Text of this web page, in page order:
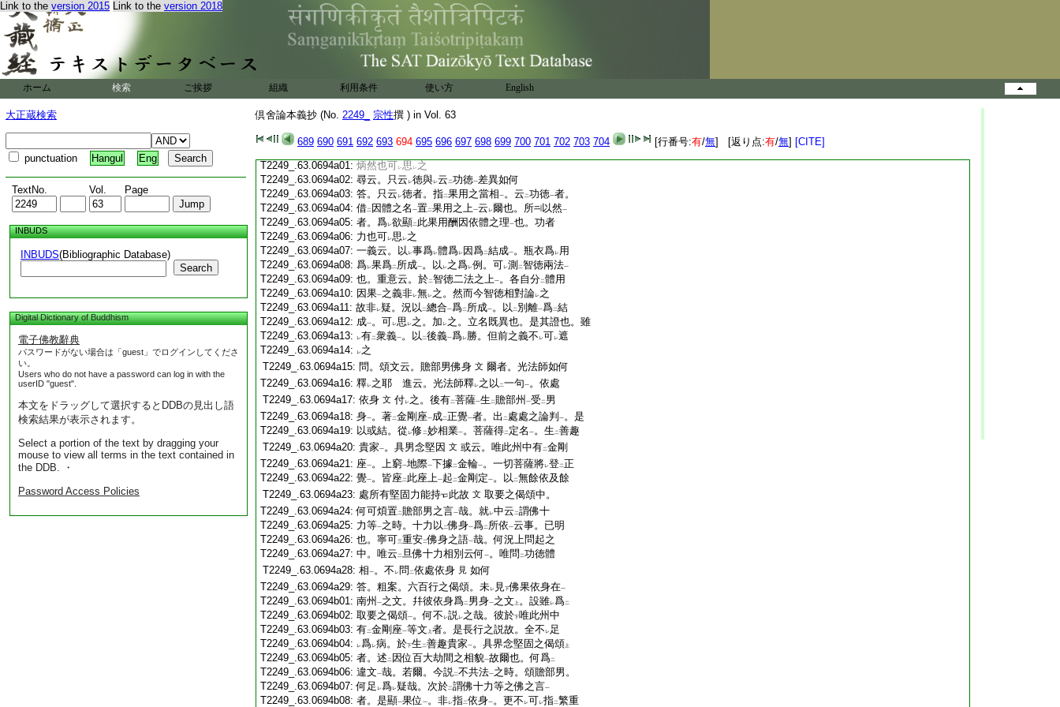
Link to the version 2015 Link to the version 2018
ホーム 検索 ご挨拶 組織 利用条件 使い方 English
大正蔵検索
punctuation Hangul Eng
TextNo. Vol. Page
INBUDS
INBUDS(Bibliographic Database)
Search
Digital Dictionary of Buddhism
電子佛教辭典
パスワードがない場合は「guest」でログインしてくださ
い。
Users who do not have a password can log in with the
userID "guest".
本文をドラッグして選択するとDDBの見出し語
検索結果が表示されます。
Select a portion of the text by dragging your
mouse to view all terms in the text contained in
the DDB. ・
Password Access Policies
倶舍論本義抄 (No. 2249_ 宗性撰 ) in Vol. 63
689 690 691 692 693 694 695 696 697 698 699 700 701 702 703 704 [行番号:有/無] [返り点:有/無] [CITE]
T2249_.63.0693c19:レ用故。於 體亦有二差別一。以レ之思レ之。何不
T2249_.63.0693c20: 體無二 差別 用有 二 差別一 之義 哉。況當部宗談
T2249_.63.0693c21:四大種一 之時。有 二體増･用増二家一 之中。用増
T2249_.63.0693c22:
家是其正義也。而用増家意。於 體者雖
増減一。於レ 用者有二増減一之旨存レ 之。豈不レ爲二今
T2249_.63.0693c24:例證
T2249_.63.0693c25:一義云。當處兩卷雖 十智體用 。餘卷
T2249_.63.0693c26:明 因位十智 一 故。顯二體隱
T2249_.63.0693c27:故。當卷明
T2249_.63.0693c28: 體順因故。以レ之爲二兩卷之異一
。然用是徳也。
T2249_.63.0694a01: 炳然也可レ思 レ 之
T2249_.63.0694a02: 尋云。只云 レ徳與レ云 二功徳一差異如何
T2249_.63.0694a03: 答。只云 レ徳者。指二果用之當相一。云 二功徳一者。
T2249_.63.0694a04: 借二 因體之名 一置二果用之上一云 レ爾也。所 以然一
T2249_.63.0694a05: 者。爲レ欲顯二 此果用酬因依體之理一也。功者
T2249_.63.0694a06: 力也可レ思 レ之
T2249_.63.0694a07: 一義云。以 レ事爲レ體爲レ 因爲二結成一。瓶衣爲レ用
T2249_.63.0694a08: 爲レ果爲二 所成一。以 レ之爲レ例。可レ測 二智徳兩法一
T2249_.63.0694a09: 也。重意云。於二智徳二法之上一。各自分二體用
T2249_.63.0694a10: 因果一之義非レ無レ之。然而今智徳相對論レ之
T2249_.63.0694a11: 故非レ疑。況以 二總合一爲二 所成一。以 二 別離一爲二結
T2249_.63.0694a12: 成一。可レ思 レ之。加 レ之。立名既異也。是其證也。雖
T2249_.63.0694a13:
レ有二衆義一。以 二後義一爲レ勝。但前之義不 レ可レ遮
T2249_.63.0694a14:
レ之
T2249_.63.0694a15: 問。頌文云。贍部男佛身 文 爾者。光法師如何
T2249_.63.0694a16: 釋レ之耶 進云。光法師釋レ之以 二一句一。依處
T2249_.63.0694a17: 依身 文 付レ之。後有二菩薩一生 二贍部州 一受 二 男
T2249_.63.0694a18: 身一。著二金剛座一成二正覺一者。出 二 處處之論判 一。是
T2249_.63.0694a19: 以或結。從 レ修 二妙相業一。菩薩得二 定名 一。生 二善趣
T2249_.63.0694a20: 貴家一。具男念堅因 文 或云。唯此州中有二金剛
T2249_.63.0694a21: 座一。上窮一地際一下據二金輪一。一切菩薩將レ登二正
T2249_.63.0694a22: 覺一。皆座二 此座上一起 二金剛定一。以 二無餘依及餘
T2249_.63.0694a23: 處所有堅固力能持 此故 文 取要之偈頌中。
T2249_.63.0694a24:何可煩置二贍部男之言一哉。就レ中云 二謂佛十
T2249_.63.0694a25: 力等一之時。十力以 二佛身一爲二 所依一云事。已明
T2249_.63.0694a26: 也。寧可三重安二佛身之語一哉。何況上問起之
T2249_.63.0694a27: 中。唯云 二旦佛十力相別云何一。唯問 二功徳體
T2249_.63.0694a28: 相一。不 レ問 二依處依身 見 如何
T2249_.63.0694a29: 答。粗案。六百行之偈頌。未レ 見下佛果依身在一
T2249_.63.0694b01: 南州 一之文。幷彼依身爲二 男身一之文 上 。設雖レ爲二
T2249_.63.0694b02: 取要之偈頌一。何不 レ説レ之哉。彼於下唯此州中
T2249_.63.0694b03: 有二金剛座一等文 上者。是長行之説故。全不 レ足
T2249_.63.0694b04:
レ爲レ病。於下生 二善趣貴家一。具界念堅固之偈頌 上
T2249_.63.0694b05: 者。述 二 因位百大劫間之相貌一故爾也。何爲二
T2249_.63.0694b06: 違文一哉。若爾。今説二不共法一之時。頌贍部男。
T2249_.63.0694b07:何足 レ爲レ疑哉。次於二謂佛十力等之佛之言一
T2249_.63.0694b08: 者。是顯一果位 一。非レ指二依身一。更不 レ可レ指二繁重